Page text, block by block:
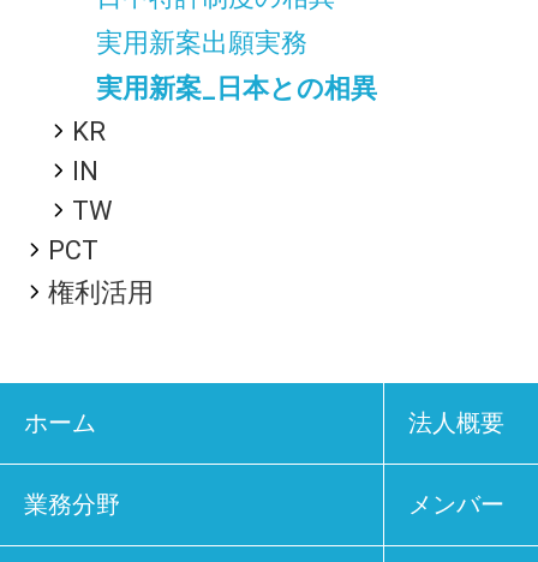
実用新案出願実務
実用新案_日本との相異
KR
IN
TW
PCT
権利活用
ホーム 法人概要
業務分野 メンバー